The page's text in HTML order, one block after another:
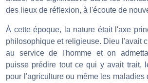
des lieux de réflexion, à l'écoute de
À cette époque, la nature était l'axe
philosophique et religieuse. Dieu l'avait
au service de l'homme et on
puisse prédire tout ce qui y avait trait,
pour l'agriculture ou même les maladies